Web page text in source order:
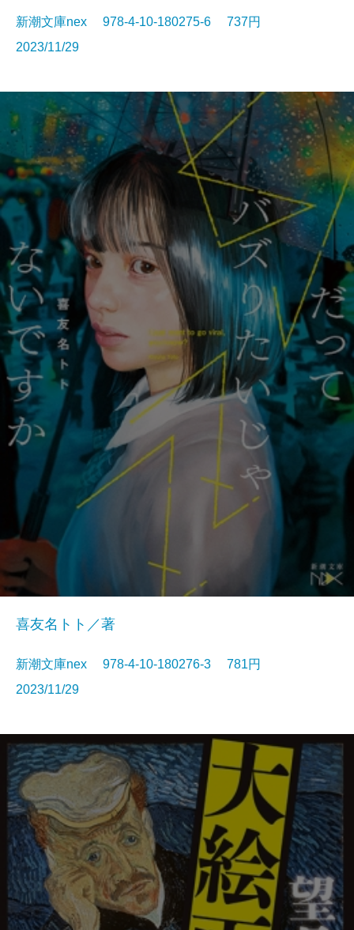
新潮文庫nex 978-4-10-180275-6 737円
2023/11/29
喜友名トト／著
新潮文庫nex 978-4-10-180276-3 781円
2023/11/29